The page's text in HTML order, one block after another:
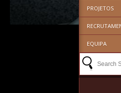
PROJETOS
EQUIPA